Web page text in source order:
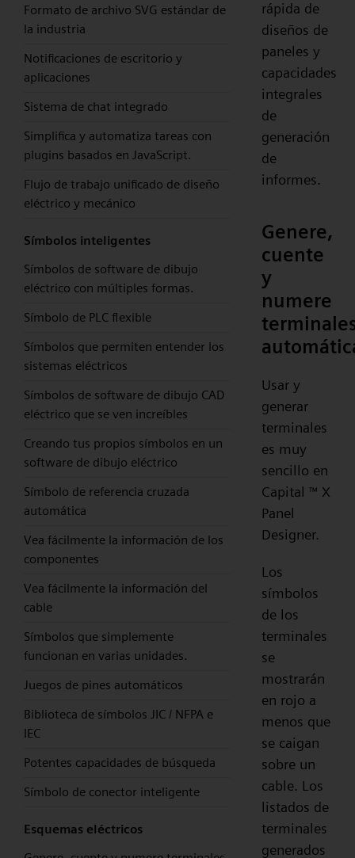
Formato de archivo SVG estándar de
la industria
Notificaciones de escritorio y
aplicaciones
Sistema de chat integrado
Simplifica y automatiza tareas con
plugins basados en JavaScript.
Flujo de trabajo unificado de diseño
eléctrico y mecánico
Símbolos inteligentes
Símbolos de software de dibujo
eléctrico con múltiples formas.
Símbolo de PLC flexible
Símbolos que permiten entender los
sistemas eléctricos
Símbolos de software de dibujo CAD
eléctrico que se ven increíbles
Creando tus propios símbolos en un
software de dibujo eléctrico
Símbolo de referencia cruzada
automática
Vea fácilmente la información de los
componentes
Vea fácilmente la información del
cable
Símbolos que simplemente
funcionan en varias unidades.
Juegos de pines automáticos
Biblioteca de símbolos JIC / NFPA e
IEC
Potentes capacidades de búsqueda
Símbolo de conector inteligente
Esquemas eléctricos
rápida de
diseños de
paneles y
capacidades
integrales
de
generación
de
informes.
Genere,
cuente
y
numere
Usar y
generar
terminales
es muy
sencillo en
Capital ™ X
Panel
Designer.
Los
símbolos
de los
terminales
se
mostrarán
en rojo a
menos que
se caigan
sobre un
cable. Los
listados de
terminales
generados